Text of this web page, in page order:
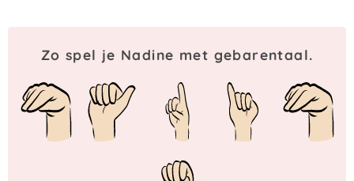
Zo spel je Nadine met gebarentaal.